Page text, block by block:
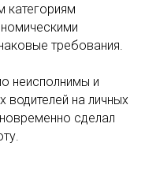
категориям
требования.
неисполнимы и
водителей на личных
сделал